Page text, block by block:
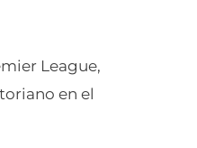
League,
en el